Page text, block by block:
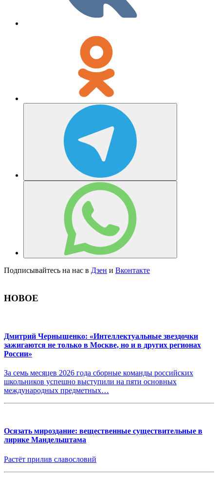
Подписывайтесь на нас в Дзен и Вконтакте
НОВОЕ
Дмитрий Чернышенко: «Интеллектуальные звездочки
зажигаются не только в Москве, но и в других регионах
России»
За семь месяцев 2026 года сборные команды российских
школьников успешно выступили на пяти основных
международных предметных…
Осязать мироздание: вещественные существительные в
лирике Мандельштама
Растёт прилив славословий